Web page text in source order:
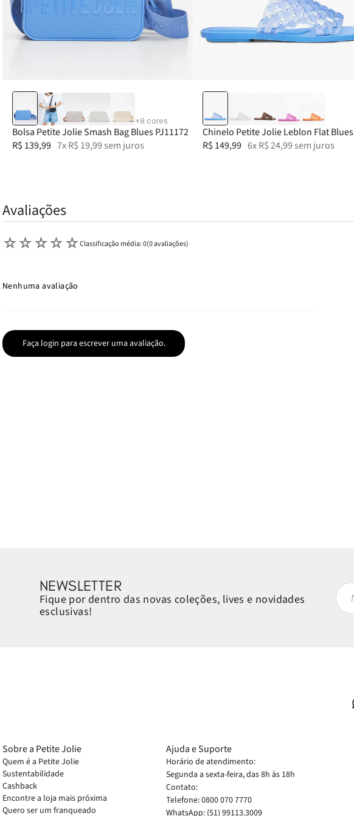
+8 cores
Bolsa Petite Jolie Smash Bag Blues PJ11172
R$ 139,99 7xR$ 19,99 sem juros
Chinelo Petite Jolie Leblon Flat Blues
PJ7863
R$ 149,99 6xR$24,99 sem juros
Avaliações
☆☆☆☆☆Classificação média: 0(0 avaliações)
Faça login para escrever uma avaliação.
Nenhuma avaliação
NEWSLETTER
Fique por dentro das novas coleções, lives e novidades
esclusivas!
Sobre a Petite Jolie
Quem é a Petite Jolie
Sustentabilidade
Cashback
Encontre a loja mais próxima
Quero ser um franqueado
Ajuda e Suporte
Horário de atendimento:
Segunda a sexta-feira, das 8h às 18h
Contato:
Telefone: 0800 070 7770
WhatsApp: (51) 99113.3009